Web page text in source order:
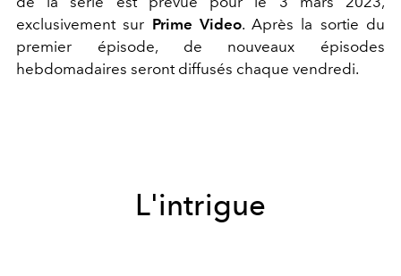
exclusivement sur Prime Video. Après la sortie du
premier épisode, de nouveaux épisodes
hebdomadaires seront diffusés chaque vendredi.
L'intrigue